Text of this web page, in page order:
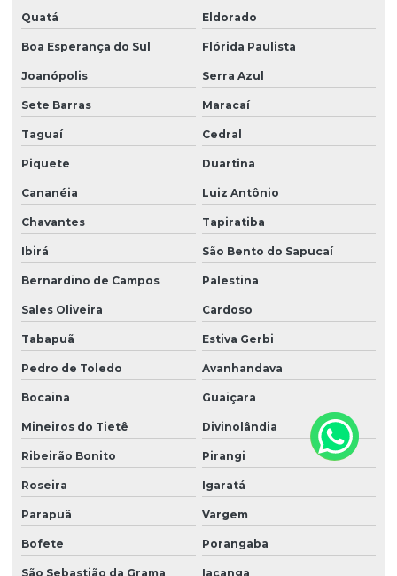
Quatá Eldorado
Boa Esperança do Sul Flórida Paulista
Joanópolis Serra Azul
Sete Barras Maracaí
Taguaí Cedral
Piquete Duartina
Cananéia Luiz Antônio
Chavantes Tapiratiba
Ibirá São Bento do Sapucaí
Bernardino de Campos Palestina
Sales Oliveira Cardoso
Tabapuã Estiva Gerbi
Pedro de Toledo Avanhandava
Bocaina Guaiçara
Mineiros do Tietê Divinolândia
Ribeirão Bonito Pirangi
Roseira Igaratá
Parapuã Vargem
Bofete Porangaba
São Sebastião da Grama Iacanga